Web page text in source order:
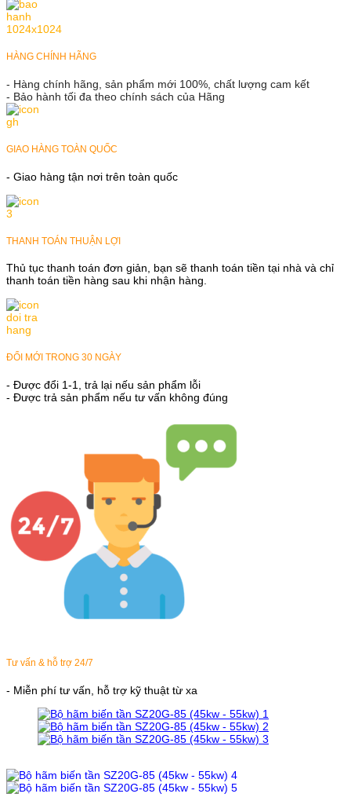
HÀNG CHÍNH HÃNG
- Hàng chính hãng, sản phẩm mới 100%, chất lượng cam kết
- Bảo hành tối đa theo chính sách của Hãng
GIAO HÀNG TOÀN QUỐC
- Giao hàng tận nơi trên toàn quốc
THANH TOÁN THUẬN LỢI
Thủ tục thanh toán đơn giản, bạn sẽ thanh toán tiền tại nhà và chỉ
thanh toán tiền hàng sau khi nhận hàng.
ĐỔI MỚI TRONG 30 NGÀY
- Được đổi 1-1, trả lại nếu sản phẩm lỗi
- Được trả sản phẩm nếu tư vấn không đúng
Tư vấn & hỗ trợ 24/7
- Miễn phí tư vấn, hỗ trợ kỹ thuật từ xa